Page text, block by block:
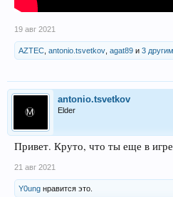
19 авг 2021
AZTEC antonio.tsvetkov agat89 и 3 другим
antonio.tsvetkov
Elder
Привет. Круто, что ты еще в
21 авг 2021
Y0ung нравится это.